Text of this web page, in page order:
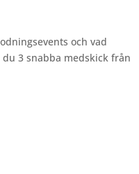
och vad
3 snabba medskick från